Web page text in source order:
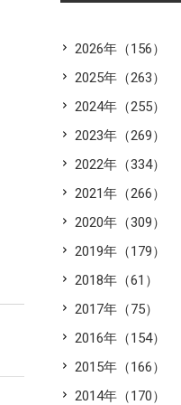
2026年（156）
2025年（263）
2024年（255）
2023年（269）
2022年（334）
2021年（266）
2020年（309）
2019年（179）
2018年（61）
2017年（75）
2016年（154）
2015年（166）
2014年（170）